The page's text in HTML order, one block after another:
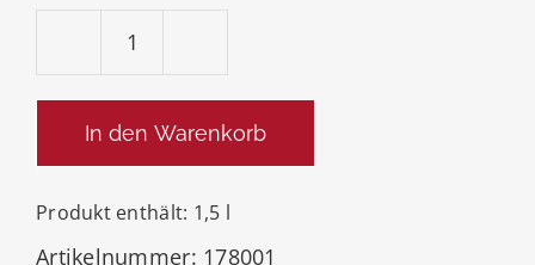
Riunite
Lambrusco
DELL’EMILIA
Superiore
IGT
In den Warenkorb
Produkt enthält: 1,5 l
Artikelnummer: 178001